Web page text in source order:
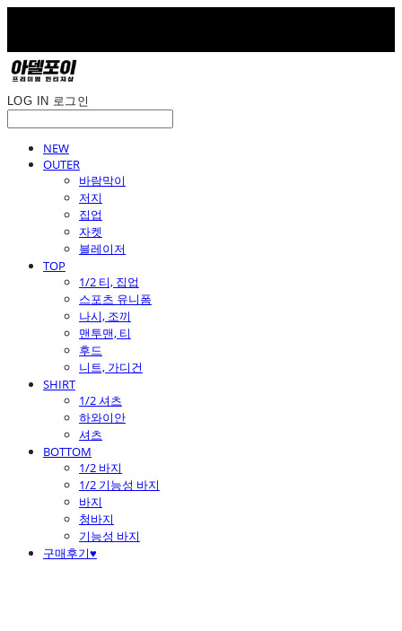
LOG IN 로그인
NEW
OUTER
바람막이
저지
집업
자켓
블레이저
TOP
1/2 티, 집업
스포츠 유니폼
나시, 조끼
맨투맨, 티
후드
니트, 가디건
SHIRT
1/2 셔츠
하와이안
셔츠
BOTTOM
1/2 바지
1/2 기능성 바지
바지
청바지
기능성 바지
구매후기♥